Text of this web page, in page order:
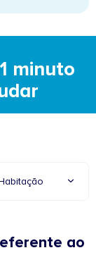
minuto
ao